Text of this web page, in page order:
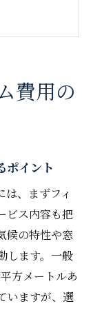
び方とは
較ポイン
較
極める方
トを解説
比較
ルム比較
費用の
ポイント
、まずフィ
ビス内容も把
候の特性や窓
します。一般
方メートルあ
いますが、選